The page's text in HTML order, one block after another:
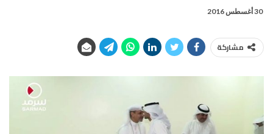
30 أغسطس 2016
مشاركة